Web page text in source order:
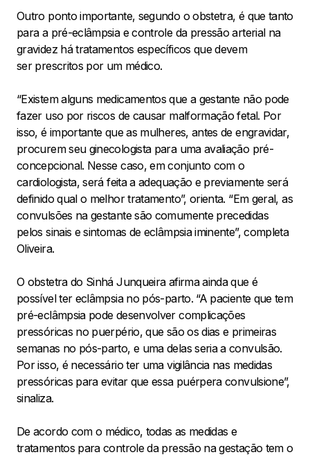
Outro ponto importante, segundo o obstetra, é que tanto
para a pré-eclâmpsia e controle da pressão arterial na
gravidez há tratamentos específicos que devem
ser prescritos por um médico.
“Existem alguns medicamentos que a gestante não pode
fazer uso por riscos de causar malformação fetal. Por
isso, é importante que as mulheres, antes de engravidar,
procurem seu ginecologista para uma avaliação pré-
concepcional. Nesse caso, em conjunto com o
cardiologista, será feita a adequação e previamente será
definido qual o melhor tratamento”, orienta. “Em geral, as
convulsões na gestante são comumente precedidas
pelos sinais e sintomas de eclâmpsia iminente”, completa
Oliveira.
O obstetra do Sinhá Junqueira afirma ainda que é
possível ter eclâmpsia no pós-parto. “A paciente que tem
pré-eclâmpsia pode desenvolver complicações
pressóricas no puerpério, que são os dias e primeiras
semanas no pós-parto, e uma delas seria a convulsão.
Por isso, é necessário ter uma vigilância nas medidas
pressóricas para evitar que essa puérpera convulsione”,
sinaliza.
De acordo com o médico, todas as medidas e
tratamentos para controle da pressão na gestação tem o